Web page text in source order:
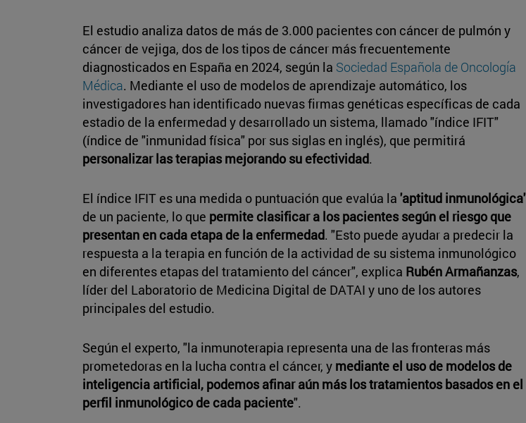
El estudio analiza datos de más de 3.000 pacientes con cáncer de pulmón y
cáncer de vejiga, dos de los tipos de cáncer más frecuentemente
diagnosticados en España en 2024, según la Sociedad Española de Oncología
Médica. Mediante el uso de modelos de aprendizaje automático, los
investigadores han identificado nuevas firmas genéticas específicas de cada
estadio de la enfermedad y desarrollado un sistema, llamado "índice IFIT"
(índice de "inmunidad física" por sus siglas en inglés), que permitirá
personalizar las terapias mejorando su efectividad.
El índice IFIT es una medida o puntuación que evalúa la 'aptitud inmunológica'
de un paciente, lo que permite clasificar a los pacientes según el riesgo que
presentan en cada etapa de la enfermedad. "Esto puede ayudar a predecir la
respuesta a la terapia en función de la actividad de su sistema inmunológico
en diferentes etapas del tratamiento del cáncer", explica Rubén Armañanzas,
líder del Laboratorio de Medicina Digital de DATAI y uno de los autores
principales del estudio.
Según el experto, "la inmunoterapia representa una de las fronteras más
prometedoras en la lucha contra el cáncer, y mediante el uso de modelos de
inteligencia artificial, podemos afinar aún más los tratamientos basados en el
perfil inmunológico de cada paciente".